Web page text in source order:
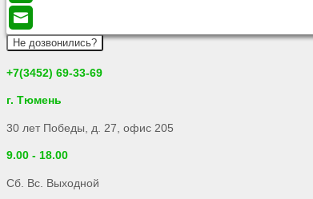
Не дозвонились?
+7(3452) 69-33-69
г. Тюмень
30 лет Победы, д. 27, офис 205
9.00 - 18.00
Сб. Вс. Выходной